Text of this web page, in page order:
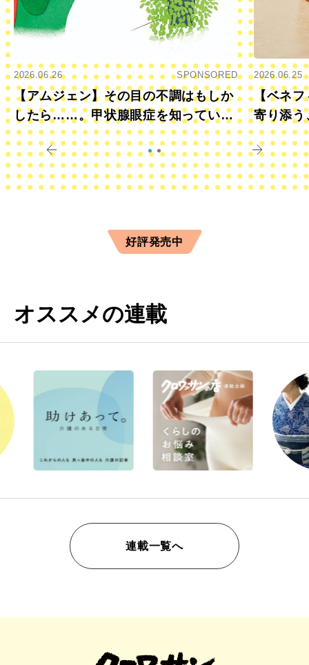
2026.06.26 SPONSORED
【アムジェン】その目の不調はもしか
したら……。甲状腺眼症を知っていま
すか？
2026.06.25
【ベネフ
寄り添う
きに
好評発売中
オススメの連載
連載一覧へ